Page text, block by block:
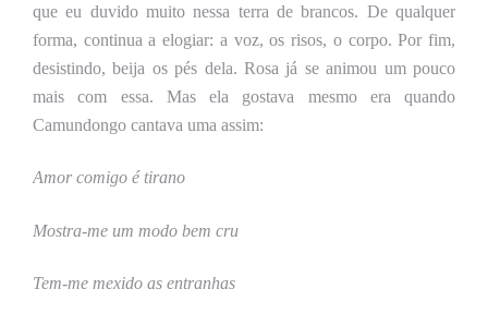
que eu duvido muito nessa terra de brancos. De qualquer
forma, continua a elogiar: a voz, os risos, o corpo. Por fim,
desistindo, beija os pés dela. Rosa já se animou um pouco
mais com essa. Mas ela gostava mesmo era quando
Camundongo cantava uma assim:
Amor comigo é tirano
Mostra-me um modo bem cru
Tem-me mexido as entranhas